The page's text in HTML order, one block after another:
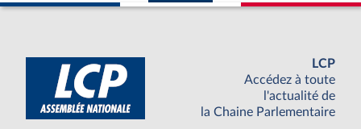
LCP
Accédez à toute
l'actualité de
la Chaine Parlementaire